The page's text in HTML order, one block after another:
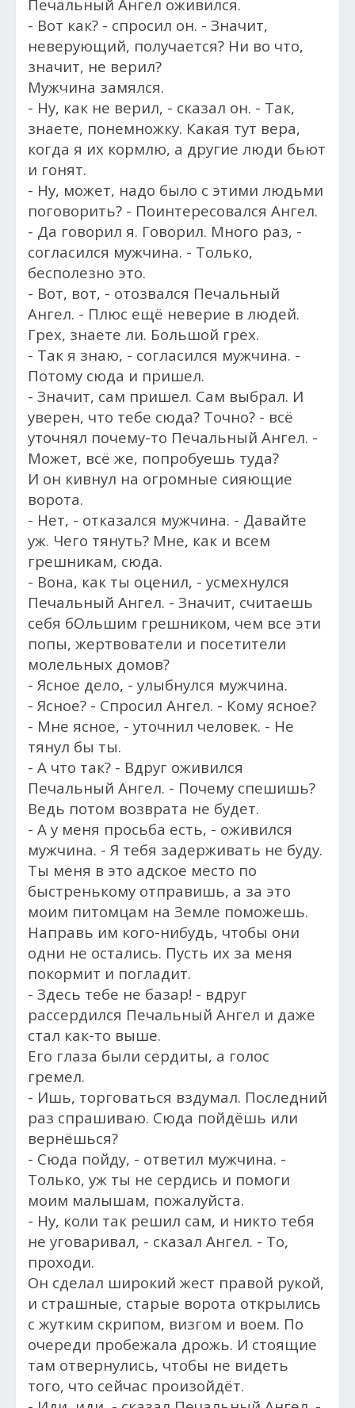
Печальный Ангел оживился.
- Вот как? - спросил он. - Значит,
неверующий, получается? Ни во что,
значит, не верил?
Мужчина замялся.
- Ну, как не верил, - сказал он. - Так,
знаете, понемножку. Какая тут вера,
когда я их кормлю, а другие люди бьют
и гонят.
- Ну, может, надо было с этими людьми
поговорить? - Поинтересовался Ангел.
- Да говорил я. Говорил. Много раз, -
согласился мужчина. - Только,
бесполезно это.
- Вот, вот, - отозвался Печальный
Ангел. - Плюс ещё неверие в людей.
Грех, знаете ли. Большой грех.
- Так я знаю, - согласился мужчина. -
Потому сюда и пришел.
- Значит, сам пришел. Сам выбрал. И
уверен, что тебе сюда? Точно? - всё
уточнял почему-то Печальный Ангел. -
Может, всё же, попробуешь туда?
И он кивнул на огромные сияющие
ворота.
- Нет, - отказался мужчина. - Давайте
уж. Чего тянуть? Мне, как и всем
грешникам, сюда.
- Вона, как ты оценил, - усмехнулся
Печальный Ангел. - Значит, считаешь
себя бОльшим грешником, чем все эти
попы, жертвователи и посетители
молельных домов?
- Ясное дело, - улыбнулся мужчина.
- Ясное? - Спросил Ангел. - Кому ясное?
- Мне ясное, - уточнил человек. - Не
тянул бы ты.
- А что так? - Вдруг оживился
Печальный Ангел. - Почему спешишь?
Ведь потом возврата не будет.
- А у меня просьба есть, - оживился
мужчина. - Я тебя задерживать не буду.
Ты меня в это адское место по
быстренькому отправишь, а за это
моим питомцам на Земле поможешь.
Направь им кого-нибудь, чтобы они
одни не остались. Пусть их за меня
покормит и погладит.
- Здесь тебе не базар! - вдруг
рассердился Печальный Ангел и даже
стал как-то выше.
Его глаза были сердиты, а голос
гремел.
- Ишь, торговаться вздумал. Последний
раз спрашиваю. Сюда пойдёшь или
вернёшься?
- Сюда пойду, - ответил мужчина. -
Только, уж ты не сердись и помоги
моим малышам, пожалуйста.
- Ну, коли так решил сам, и никто тебя
не уговаривал, - сказал Ангел. - То,
проходи.
Он сделал широкий жест правой рукой,
и страшные, старые ворота открылись
с жутким скрипом, визгом и воем. По
очереди пробежала дрожь. И стоящие
там отвернулись, чтобы не видеть
того, что сейчас произойдёт.